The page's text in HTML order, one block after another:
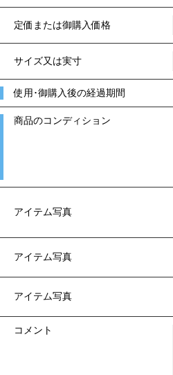
定価または御購入価格
サイズ又は実寸
使用･御購入後の経過期間
商品のコンディション
アイテム写真
アイテム写真
アイテム写真
コメント